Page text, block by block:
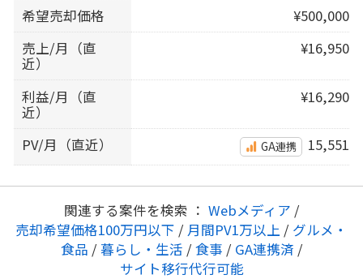
希望売却価格
¥500,000
売上/月（直
近）
¥16,950
利益/月（直
近）
¥16,290
PV/月（直近） GA連携 15,551
関連する案件を検索 ： Webメディア /
売却希望価格100万円以下 / 月間PV1万以上 / グルメ・
食品 / 暮らし・生活 / 食事 / GA連携済 /
サイト移行代行可能